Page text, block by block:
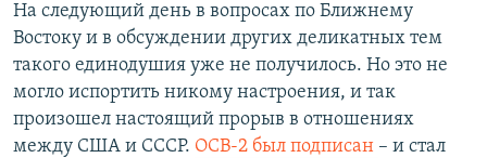
На следующий день в вопросах по Ближнему
Востоку и в обсуждении других деликатных тем
такого единодушия уже не получилось. Но это не
могло испортить никому настроения, и так
произошел настоящий прорыв в отношениях
между США и СССР. ОСВ-2 был подписан – и стал